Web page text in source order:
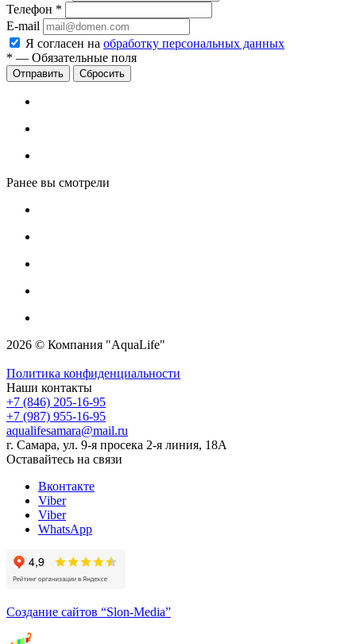
Телефон *
E-mail
Я согласен на обработку персональных данных
* — Обязательные поля
Сбросить
Ранее вы смотрели
2026 © Компания "AquaLife"
Политика конфиденциальности
Наши контакты
+7 (846) 205-16-95
+7 (987) 955-16-95
aqualifesamara@mail.ru
г. Самара, ул. 9-я просека 2-я линия, 18А
Оставайтесь на связи
Вконтакте
Viber
Viber
WhatsApp
Создание сайтов “Slon-Media”